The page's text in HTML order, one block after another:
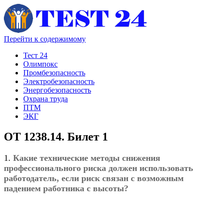
Перейти к содержимому
Тест 24
Олимпокс
Промбезопасность
Электробезопасность
Энергобезопасность
Охрана труда
ПТМ
ЭКГ
ОТ 1238.14. Билет 1
1. Какие технические методы снижения
профессионального риска должен использовать
работодатель, если риск связан с возможным
падением работника с высоты?